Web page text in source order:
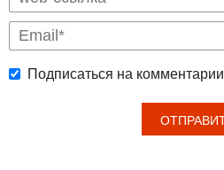
Подписаться на комментарии